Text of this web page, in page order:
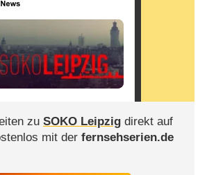
zu SOKO Leipzigdirekt auf
mit der fernsehserien.de